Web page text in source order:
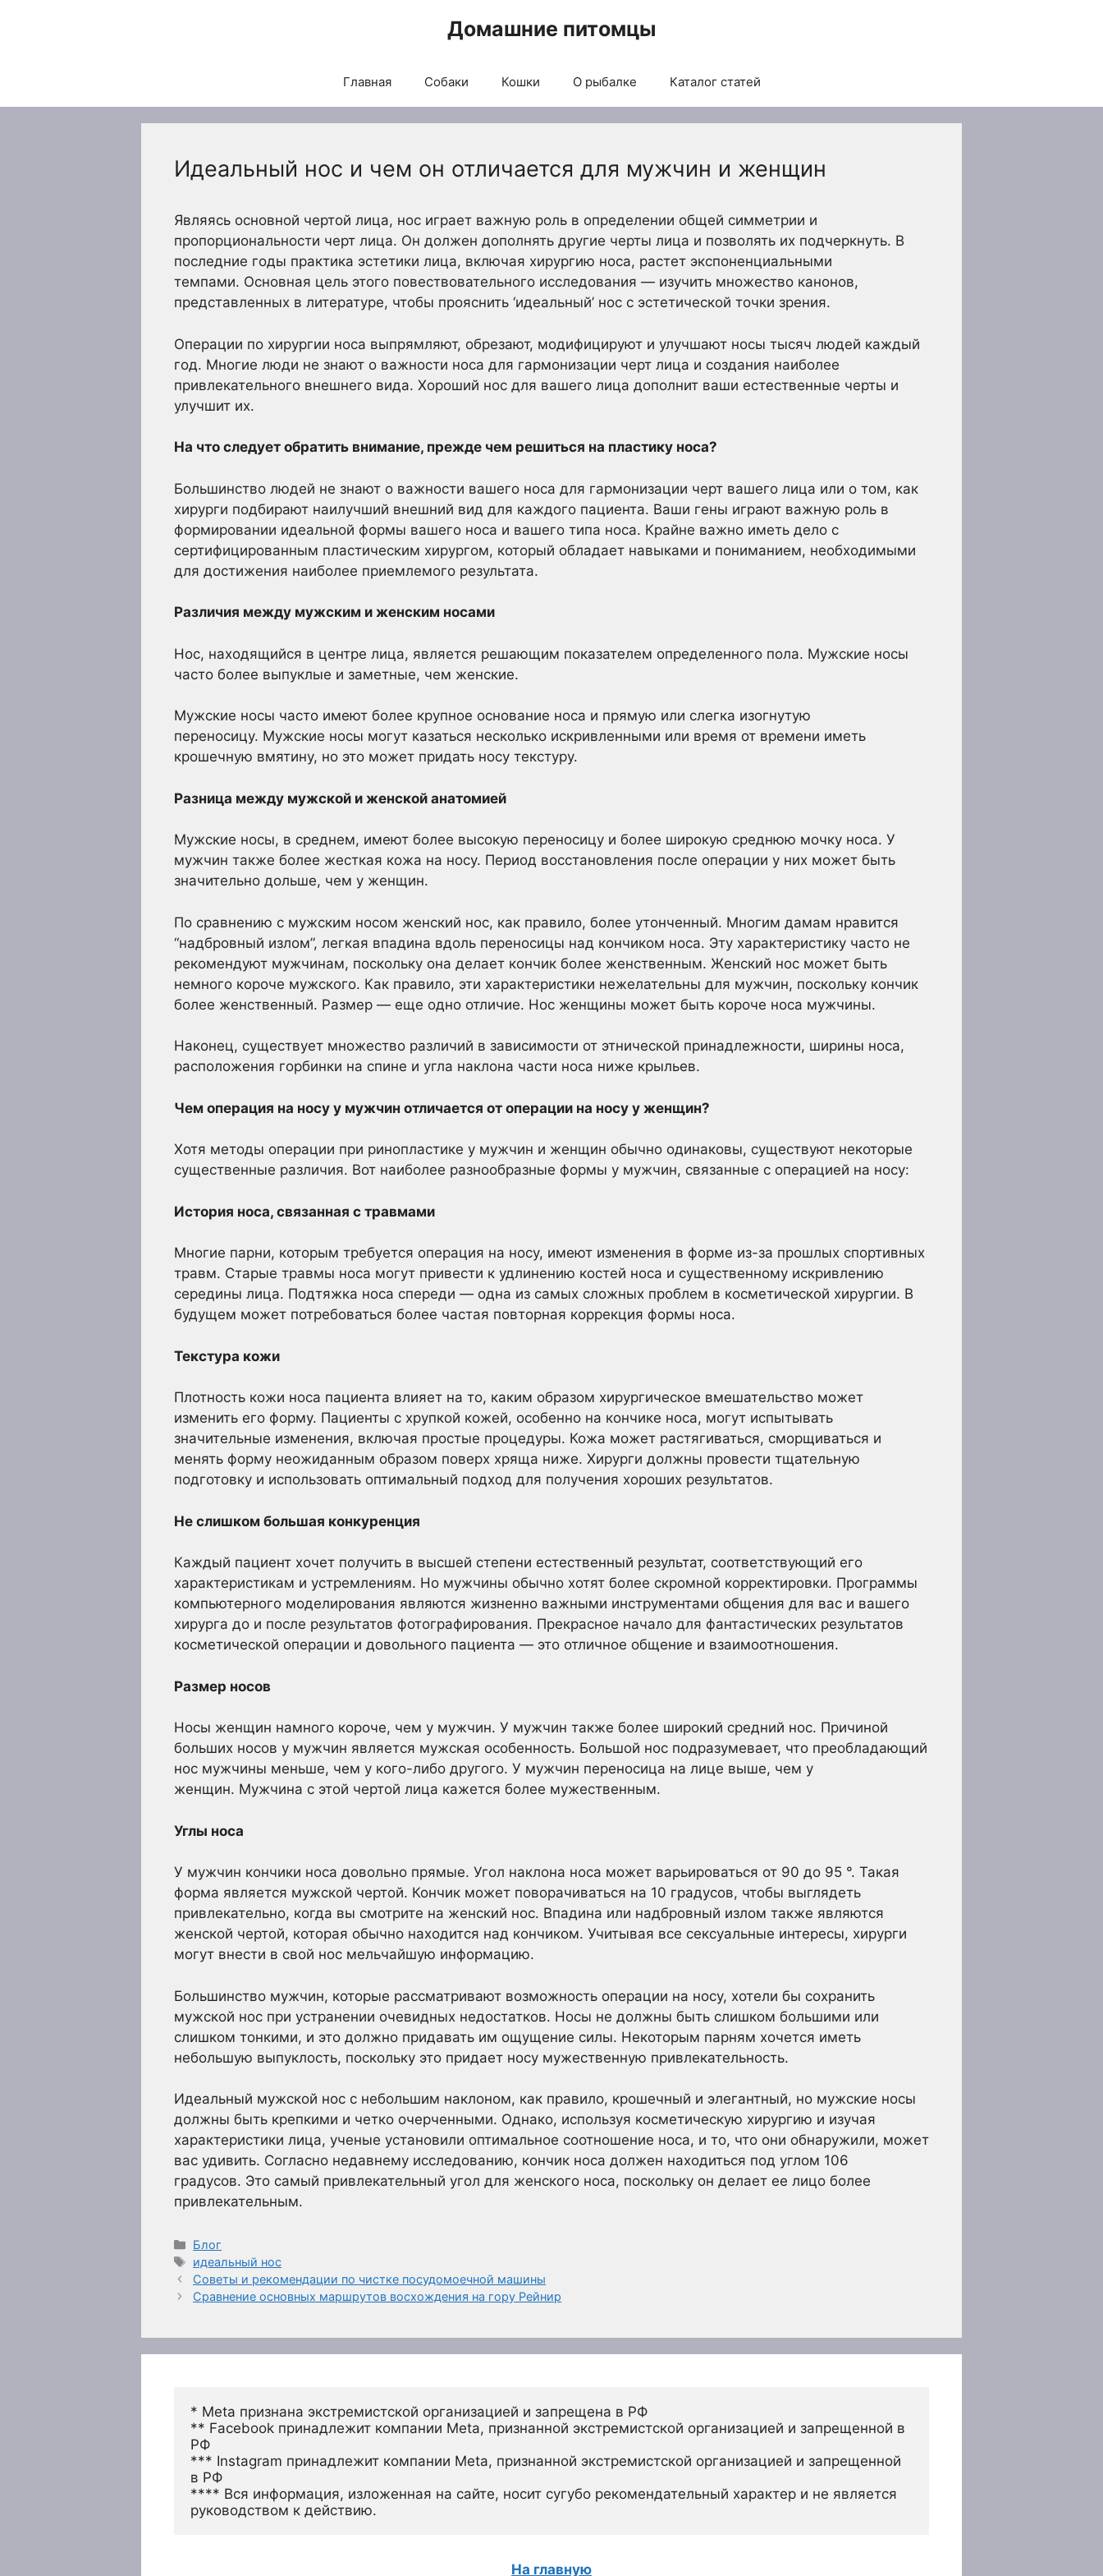
Домашние питомцы
Главная Собаки Кошки О рыбалке Каталог статей
Идеальный нос и чем он отличается для мужчин и женщин
Являясь основной чертой лица, нос играет важную роль в определении общей симметрии и
пропорциональности черт лица. Он должен дополнять другие черты лица и позволять их подчеркнуть. В
последние годы практика эстетики лица, включая хирургию носа, растет экспоненциальными
темпами. Основная цель этого повествовательного исследования — изучить множество канонов,
представленных в литературе, чтобы прояснить ‘идеальный’ нос с эстетической точки зрения.
Операции по хирургии носа выпрямляют, обрезают, модифицируют и улучшают носы тысяч людей каждый
год. Многие люди не знают о важности носа для гармонизации черт лица и создания наиболее
привлекательного внешнего вида. Хороший нос для вашего лица дополнит ваши естественные черты и
улучшит их.
На что следует обратить внимание, прежде чем решиться на пластику носа?
Большинство людей не знают о важности вашего носа для гармонизации черт вашего лица или о том, как
хирурги подбирают наилучший внешний вид для каждого пациента. Ваши гены играют важную роль в
формировании идеальной формы вашего носа и вашего типа носа. Крайне важно иметь дело с
сертифицированным пластическим хирургом, который обладает навыками и пониманием, необходимыми
для достижения наиболее приемлемого результата.
Различия между мужским и женским носами
Нос, находящийся в центре лица, является решающим показателем определенного пола. Мужские носы
часто более выпуклые и заметные, чем женские.
Мужские носы часто имеют более крупное основание носа и прямую или слегка изогнутую
переносицу. Мужские носы могут казаться несколько искривленными или время от времени иметь
крошечную вмятину, но это может придать носу текстуру.
Разница между мужской и женской анатомией
Мужские носы, в среднем, имеют более высокую переносицу и более широкую среднюю мочку носа. У
мужчин также более жесткая кожа на носу. Период восстановления после операции у них может быть
значительно дольше, чем у женщин.
По сравнению с мужским носом женский нос, как правило, более утонченный. Многим дамам нравится
“надбровный излом”, легкая впадина вдоль переносицы над кончиком носа. Эту характеристику часто не
рекомендуют мужчинам, поскольку она делает кончик более женственным. Женский нос может быть
немного короче мужского. Как правило, эти характеристики нежелательны для мужчин, поскольку кончик
более женственный. Размер — еще одно отличие. Нос женщины может быть короче носа мужчины.
Наконец, существует множество различий в зависимости от этнической принадлежности, ширины носа,
расположения горбинки на спине и угла наклона части носа ниже крыльев.
Чем операция на носу у мужчин отличается от операции на носу у женщин?
Хотя методы операции при ринопластике у мужчин и женщин обычно одинаковы, существуют некоторые
существенные различия. Вот наиболее разнообразные формы у мужчин, связанные с операцией на носу:
История носа, связанная с травмами
Многие парни, которым требуется операция на носу, имеют изменения в форме из-за прошлых спортивных
травм. Старые травмы носа могут привести к удлинению костей носа и существенному искривлению
середины лица. Подтяжка носа спереди — одна из самых сложных проблем в косметической хирургии. В
будущем может потребоваться более частая повторная коррекция формы носа.
Текстура кожи
Плотность кожи носа пациента влияет на то, каким образом хирургическое вмешательство может
изменить его форму. Пациенты с хрупкой кожей, особенно на кончике носа, могут испытывать
значительные изменения, включая простые процедуры. Кожа может растягиваться, сморщиваться и
менять форму неожиданным образом поверх хряща ниже. Хирурги должны провести тщательную
подготовку и использовать оптимальный подход для получения хороших результатов.
Не слишком большая конкуренция
Каждый пациент хочет получить в высшей степени естественный результат, соответствующий его
характеристикам и устремлениям. Но мужчины обычно хотят более скромной корректировки. Программы
компьютерного моделирования являются жизненно важными инструментами общения для вас и вашего
хирурга до и после результатов фотографирования. Прекрасное начало для фантастических результатов
косметической операции и довольного пациента — это отличное общение и взаимоотношения.
Размер носов
Носы женщин намного короче, чем у мужчин. У мужчин также более широкий средний нос. Причиной
больших носов у мужчин является мужская особенность. Большой нос подразумевает, что преобладающий
нос мужчины меньше, чем у кого-либо другого. У мужчин переносица на лице выше, чем у
женщин. Мужчина с этой чертой лица кажется более мужественным.
Углы носа
У мужчин кончики носа довольно прямые. Угол наклона носа может варьироваться от 90 до 95 °. Такая
форма является мужской чертой. Кончик может поворачиваться на 10 градусов, чтобы выглядеть
привлекательно, когда вы смотрите на женский нос. Впадина или надбровный излом также являются
женской чертой, которая обычно находится над кончиком. Учитывая все сексуальные интересы, хирурги
могут внести в свой нос мельчайшую информацию.
Большинство мужчин, которые рассматривают возможность операции на носу, хотели бы сохранить
мужской нос при устранении очевидных недостатков. Носы не должны быть слишком большими или
слишком тонкими, и это должно придавать им ощущение силы. Некоторым парням хочется иметь
небольшую выпуклость, поскольку это придает носу мужественную привлекательность.
Идеальный мужской нос с небольшим наклоном, как правило, крошечный и элегантный, но мужские носы
должны быть крепкими и четко очерченными. Однако, используя косметическую хирургию и изучая
характеристики лица, ученые установили оптимальное соотношение носа, и то, что они обнаружили, может
вас удивить. Согласно недавнему исследованию, кончик носа должен находиться под углом 106
градусов. Это самый привлекательный угол для женского носа, поскольку он делает ее лицо более
привлекательным.
Рубрики
Блог
Метки
идеальный нос
Советы и рекомендации по чистке посудомоечной машины
Сравнение основных маршрутов восхождения на гору Рейнир
* Meta признана экстремистской организацией и запрещена в РФ
** Facebook принадлежит компании Meta, признанной экстремистской организацией и запрещенной в
РФ
*** Instagram принадлежит компании Meta, признанной экстремистской организацией и запрещенной
в РФ
**** Вся информация, изложенная на сайте, носит сугубо рекомендательный характер и не является
руководством к действию.
На главную